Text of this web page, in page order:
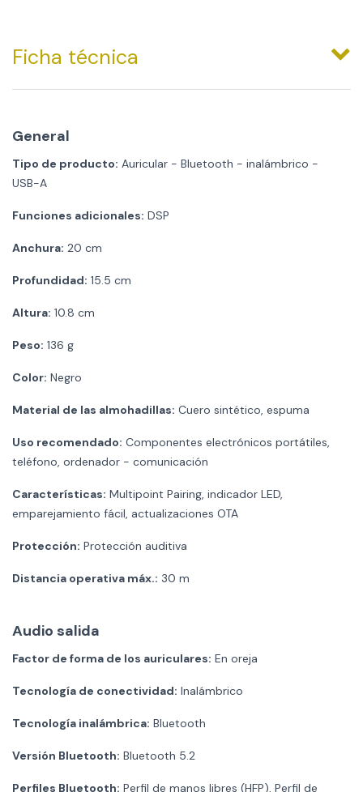
Ficha técnica
General
Tipo de producto: Auricular - Bluetooth - inalámbrico -
USB-A
Funciones adicionales: DSP
Anchura: 20 cm
Profundidad: 15.5 cm
Altura: 10.8 cm
Peso: 136 g
Color: Negro
Material de las almohadillas: Cuero sintético, espuma
Uso recomendado: Componentes electrónicos portátiles,
teléfono, ordenador - comunicación
Características: Multipoint Pairing, indicador LED,
emparejamiento fácil, actualizaciones OTA
Protección: Protección auditiva
Distancia operativa máx.: 30 m
Audio salida
Factor de forma de los auriculares: En oreja
Tecnología de conectividad: Inalámbrico
Tecnología inalámbrica: Bluetooth
Versión Bluetooth: Bluetooth 5.2
Perfiles Bluetooth: Perfil de manos libres (HFP), Perfil de